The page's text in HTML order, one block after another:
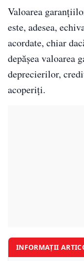
Valoarea
este, adesea,
acordate, chiar
depășea valoarea
deprecierilor,
acoperiți.
INFORMAȚII